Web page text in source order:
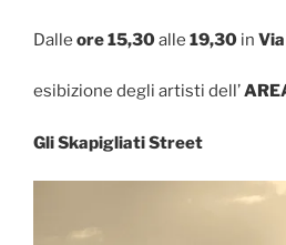
Dalle ore 15,30alle 19,30 in
esibizione degli artisti dell’
Gli Skapigliati Street